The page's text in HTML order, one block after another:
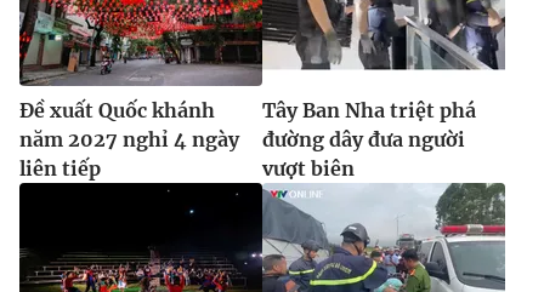
Đề xuất Quốc khánh
năm 2027 nghỉ 4 ngày
liên tiếp
Tây Ban Nha triệt phá
đường dây đưa người
vượt biên